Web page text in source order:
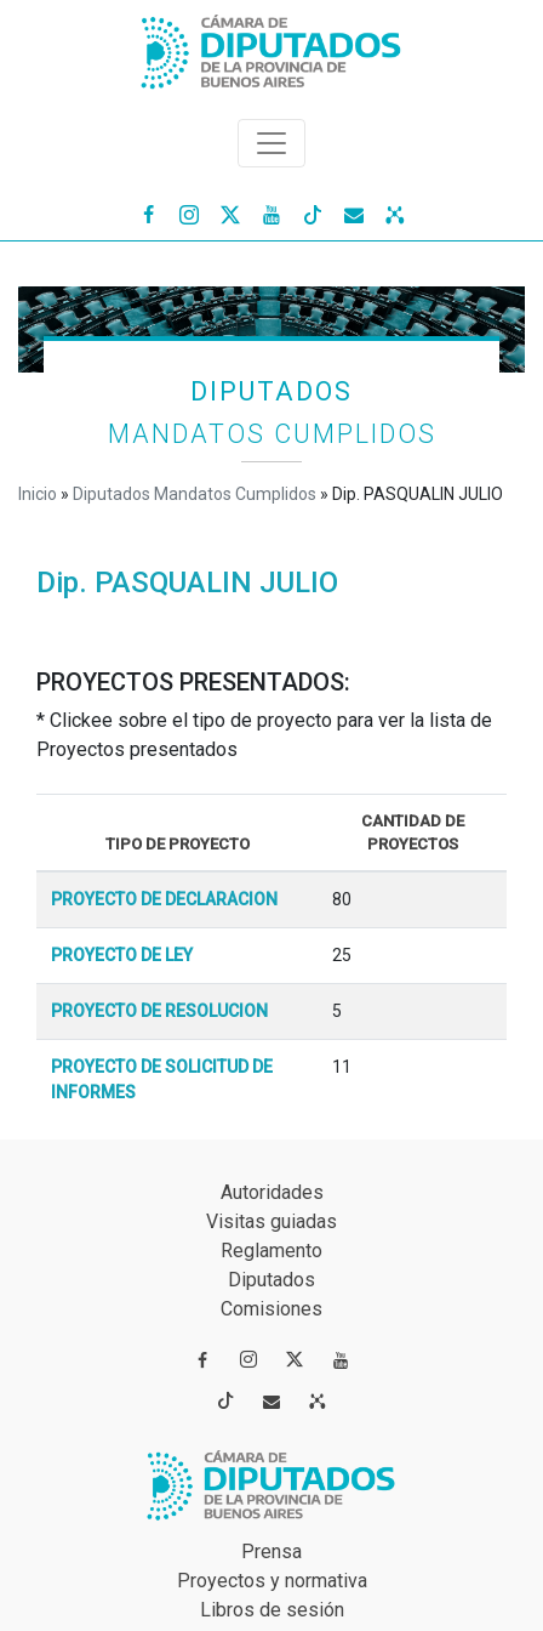
   
DIPUTADOS
MANDATOS CUMPLIDOS
Inicio » Diputados Mandatos Cumplidos » Dip. PASQUALIN JULIO
Dip. PASQUALIN JULIO
PROYECTOS PRESENTADOS:
* Clickee sobre el tipo de proyecto para ver la lista de
Proyectos presentados
TIPO DE PROYECTO
CANTIDAD DE
PROYECTOS
PROYECTO DE DECLARACION 80
PROYECTO DE LEY 25
PROYECTO DE RESOLUCION 5
PROYECTO DE SOLICITUD DE
INFORMES
11
Autoridades
Visitas guiadas
Reglamento
Diputados
Comisiones
 
 
Prensa
Proyectos y normativa
Libros de sesión